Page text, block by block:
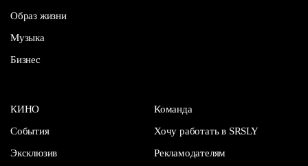
Образ жизни
Музыка
Бизнес
КИНО
События
Эксклюзив
Команда
Хочу работать в SRSLY
Рекламодателям